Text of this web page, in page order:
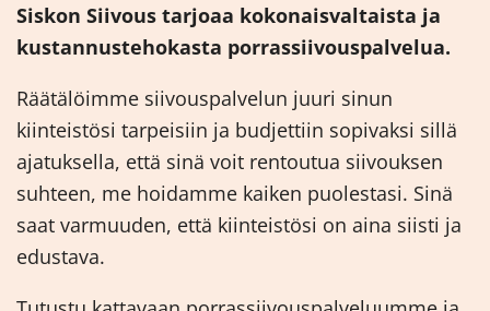
Siskon Siivous tarjoaa kokonaisvaltaista ja
kustannustehokasta porrassiivouspalvelua.
Räätälöimme siivouspalvelun juuri sinun
kiinteistösi tarpeisiin ja budjettiin sopivaksi sillä
ajatuksella, että sinä voit rentoutua siivouksen
suhteen, me hoidamme kaiken puolestasi. Sinä
saat varmuuden, että kiinteistösi on aina siisti ja
edustava.